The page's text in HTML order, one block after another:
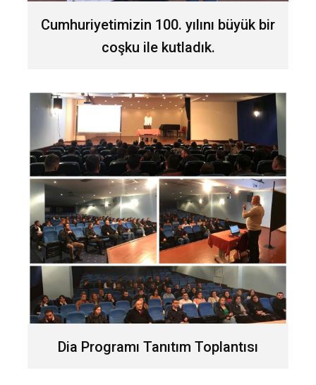
Cumhuriyetimizin 100. yılını büyük bir
coşku ile kutladık.
Dia Programı Tanıtım Toplantısı